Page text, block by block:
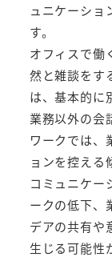
ュニケーショ
す。
オフィスで働
然と雑談をす
は、基本的に
業務以外の会
ワークでは、
ョンを控える
コミュニケー
ークの低下、
デアの共有や
生じる可能性